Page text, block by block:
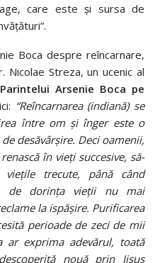
care este şi sursa de
Boca despre reîncarnare,
Streza, un ucenic al
Parintelui Arsenie Boca pe
“Reîncarnarea (indiană) se
între om şi înger este o
desăvârşire. Deci oamenii,
în vieţi succesive, să-
vieţile trecute, până când
de dorinţa vieţii nu mai
la ispăşire. Purificarea
perioade de zeci de mii
ar exprima adevărul, toată
nouă prin Iisus